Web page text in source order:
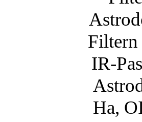
Filtern
IR-
Ha,